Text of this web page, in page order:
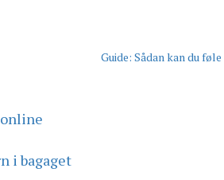
Guide: Sådan kan du
i bagaget